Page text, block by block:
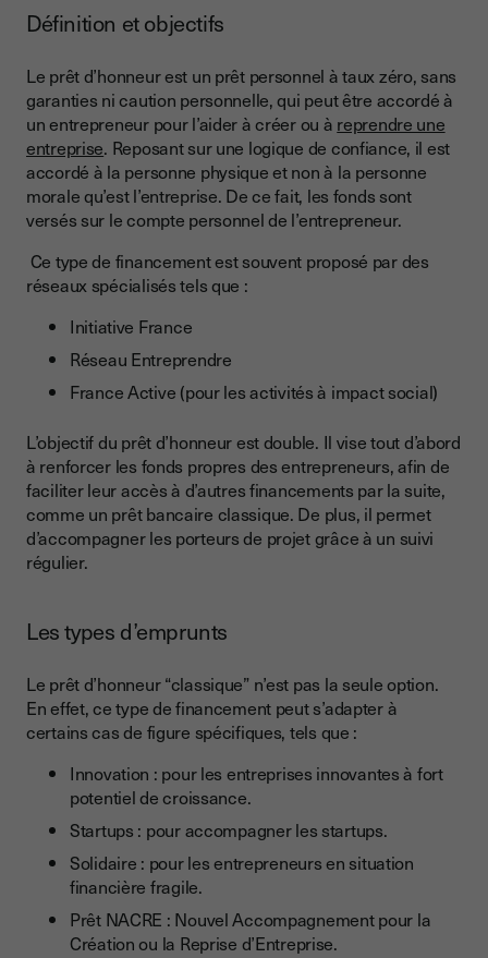
Les objectifs et les démarches
Identifier le bon interlocuteur selon votre situation
Prendre contact avec une plateforme locale
Construire un dossier solide
Passer devant le comité d’agrément
La décision
Conclusion
Définition et objectifs
Le prêt d’honneur est un prêt personnel à taux zéro, sans
garanties ni caution personnelle, qui peut être accordé à
un entrepreneur pour l’aider à créer ou à reprendre une
entreprise. Reposant sur une logique de confiance, il est
accordé à la personne physique et non à la personne
morale qu’est l’entreprise. De ce fait, les fonds sont
versés sur le compte personnel de l’entrepreneur.
Ce type de financement est souvent proposé par des
réseaux spécialisés tels que :
Initiative France
Réseau Entreprendre
France Active (pour les activités à impact social)
L’objectif du prêt d’honneur est double. Il vise tout d’abord
à renforcer les fonds propres des entrepreneurs, afin de
faciliter leur accès à d’autres financements par la suite,
comme un prêt bancaire classique. De plus, il permet
d’accompagner les porteurs de projet grâce à un suivi
régulier.
Les types d’emprunts
Le prêt d’honneur “classique” n’est pas la seule option.
En effet, ce type de financement peut s’adapter à
certains cas de figure spécifiques, tels que :
Innovation : pour les entreprises innovantes à fort
potentiel de croissance.
Startups : pour accompagner les startups.
Solidaire : pour les entrepreneurs en situation
financière fragile.
Prêt NACRE : Nouvel Accompagnement pour la
Création ou la Reprise d’Entreprise.